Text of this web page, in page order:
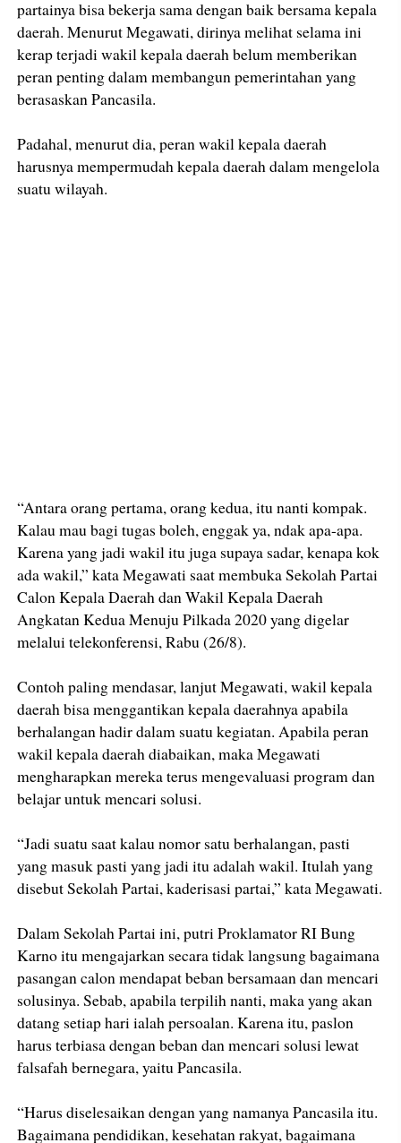
partainya bisa bekerja sama dengan baik bersama kepala
daerah. Menurut Megawati, dirinya melihat selama ini
kerap terjadi wakil kepala daerah belum memberikan
peran penting dalam membangun pemerintahan yang
berasaskan Pancasila.
Padahal, menurut dia, peran wakil kepala daerah
harusnya mempermudah kepala daerah dalam mengelola
suatu wilayah.
“Antara orang pertama, orang kedua, itu nanti kompak.
Kalau mau bagi tugas boleh, enggak ya, ndak apa-apa.
Karena yang jadi wakil itu juga supaya sadar, kenapa kok
ada wakil,” kata Megawati saat membuka Sekolah Partai
Calon Kepala Daerah dan Wakil Kepala Daerah
Angkatan Kedua Menuju Pilkada 2020 yang digelar
melalui telekonferensi, Rabu (26/8).
Contoh paling mendasar, lanjut Megawati, wakil kepala
daerah bisa menggantikan kepala daerahnya apabila
berhalangan hadir dalam suatu kegiatan. Apabila peran
wakil kepala daerah diabaikan, maka Megawati
mengharapkan mereka terus mengevaluasi program dan
belajar untuk mencari solusi.
“Jadi suatu saat kalau nomor satu berhalangan, pasti
yang masuk pasti yang jadi itu adalah wakil. Itulah yang
disebut Sekolah Partai, kaderisasi partai,” kata Megawati.
Dalam Sekolah Partai ini, putri Proklamator RI Bung
Karno itu mengajarkan secara tidak langsung bagaimana
pasangan calon mendapat beban bersamaan dan mencari
solusinya. Sebab, apabila terpilih nanti, maka yang akan
datang setiap hari ialah persoalan. Karena itu, paslon
harus terbiasa dengan beban dan mencari solusi lewat
falsafah bernegara, yaitu Pancasila.
“Harus diselesaikan dengan yang namanya Pancasila itu.
Bagaimana pendidikan, kesehatan rakyat, bagaimana